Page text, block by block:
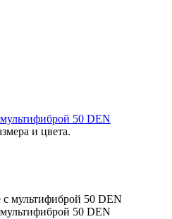
50 DEN
и цвета.
50 DEN